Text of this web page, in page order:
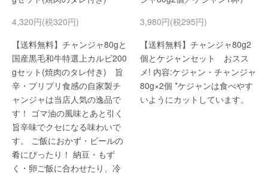
4,320円(税320円)
【送料無料】チャンジャ80gと
国産黒毛和牛特選上カルビ200
gセット(焼肉のタレ付き) 旨
辛・プリプリ食感の自家製チ
ャンジャは当店人気の逸品で
す！ ゴマ油の風味とあと引く
旨辛味でクセになる味わいで
す。 ご飯におかず・ビールの
肴にぴったり！ 納豆・もず
く・卵ご飯に合わせたり、冷
3,980円(税295円)
【送料無料】チャンジャ80g2
個とケジャンセット おスス
メ! 内容:ケジャン・チャンジャ
80g×2個 *ケジャンは食べやす
いようにカットしています。